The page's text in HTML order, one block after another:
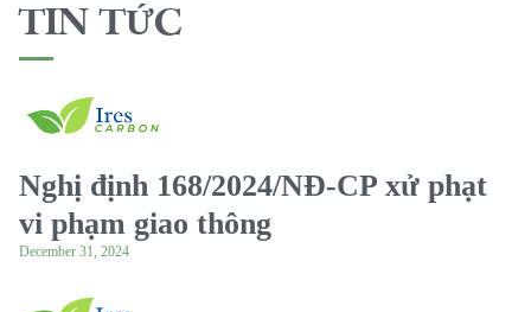
TIN TỨC
Nghị định 168/2024/NĐ-CP xử phạt
vi phạm giao thông
December 31, 2024